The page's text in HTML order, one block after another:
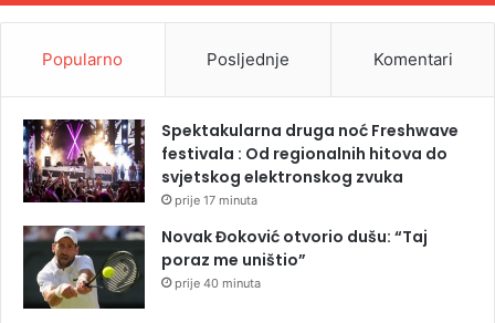
Popularno Posljednje Komentari
Spektakularna druga noć Freshwave
festivala : Od regionalnih hitova do
svjetskog elektronskog zvuka
prije 17 minuta
Novak Đoković otvorio dušu: “Taj
poraz me uništio”
prije 40 minuta